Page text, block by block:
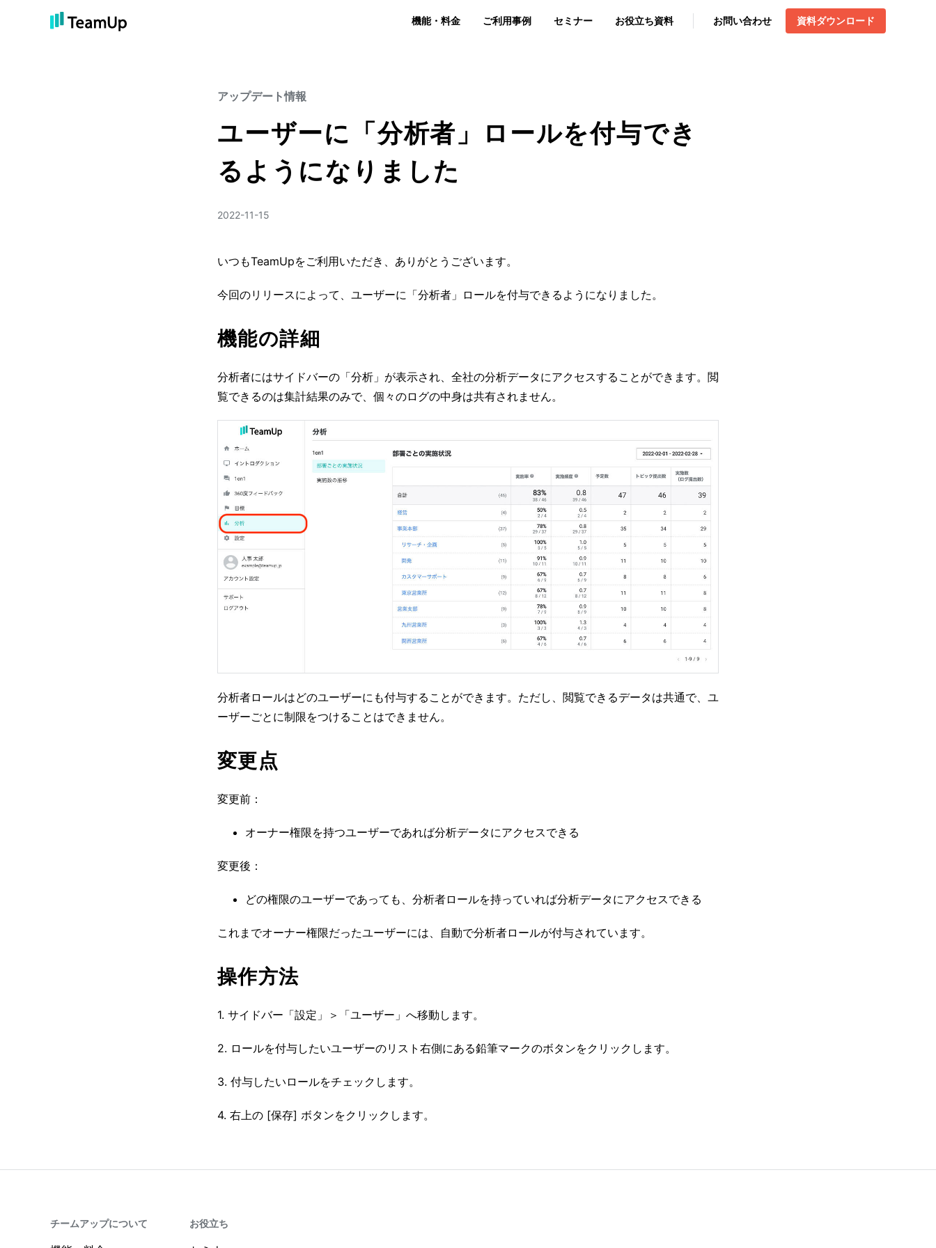
機能・料金 ご利用事例 セミナー お役立ち資料 お問い合わせ 資料ダウンロード
アップデート情報
ユーザーに「分析者」ロールを付与でき
るようになりました
2022-11-15
いつもTeamUpをご利用いただき、ありがとうございます。
今回のリリースによって、ユーザーに「分析者」ロールを付与できるようになりました。
機能の詳細
分析者にはサイドバーの「分析」が表示され、全社の分析データにアクセスすることができます。閲
覧できるのは集計結果のみで、個々のログの中身は共有されません。
分析者ロールはどのユーザーにも付与することができます。ただし、閲覧できるデータは共通で、ユ
ーザーごとに制限をつけることはできません。
変更点
変更前：
オーナー権限を持つユーザーであれば分析データにアクセスできる
変更後：
どの権限のユーザーであっても、分析者ロールを持っていれば分析データにアクセスできる
これまでオーナー権限だったユーザーには、自動で分析者ロールが付与されています。
操作方法
1. サイドバー「設定」＞「ユーザー」へ移動します。
2. ロールを付与したいユーザーのリスト右側にある鉛筆マークのボタンをクリックします。
3. 付与したいロールをチェックします。
4. 右上の [保存] ボタンをクリックします。
チームアップについて お役立ち